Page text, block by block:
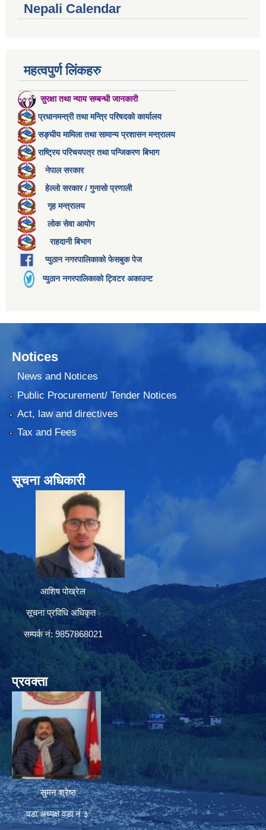
Nepali Calendar
महत्वपुर्ण लिंकहरु
सुरक्षा तथा न्याय सम्बन्धी जानकारी
प्रधानमन्त्री तथा मन्त्रि परिषदको कार्यालय
सङ्घीय मामिला तथा सामान्य प्रशासन मन्त्रालय
राष्ट्रिय परिचयपत्र तथा पन्जिकरण बिभाग
नेपाल सरकार
हेल्लो सरकार / गुनासो प्रणाली
गृह मन्त्रालय
लोक सेवा आयोग
राहदानी बिभाग
प्युठान नगरपालिकाको फेसबुक पेज
प्युठान नगरपालिकाको ट्विटर अकाउन्ट
Notices
News and Notices
Public Procurement/ Tender Notices
Act, law and directives
Tax and Fees
सूचना अधिकारी
आशिष पोख्रेल
सूचना प्रविधि अधिकृत
सम्पर्क नं: 9857868021
प्रवक्ता
सुमन श्रेष्ठ
वडा अध्यक्ष वडा नं ३